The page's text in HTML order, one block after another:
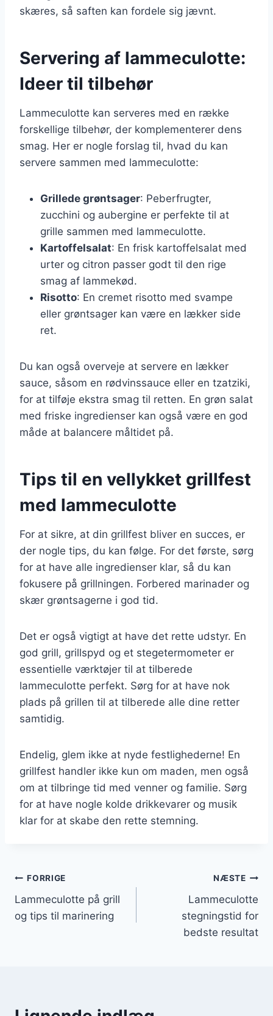
skæres, så saften kan fordele sig jævnt.
Servering af lammeculotte:
Ideer til tilbehør
Lammeculotte kan serveres med en række
forskellige tilbehør, der komplementerer dens
smag. Her er nogle forslag til, hvad du kan
servere sammen med lammeculotte:
Grillede grøntsager: Peberfrugter,
zucchini og aubergine er perfekte til at
grille sammen med lammeculotte.
Kartoffelsalat: En frisk kartoffelsalat med
urter og citron passer godt til den rige
smag af lammekød.
Risotto: En cremet risotto med svampe
eller grøntsager kan være en lækker side
ret.
Du kan også overveje at servere en lækker
sauce, såsom en rødvinssauce eller en tzatziki,
for at tilføje ekstra smag til retten. En grøn salat
med friske ingredienser kan også være en god
måde at balancere måltidet på.
Tips til en vellykket grillfest
med lammeculotte
For at sikre, at din grillfest bliver en succes, er
der nogle tips, du kan følge. For det første, sørg
for at have alle ingredienser klar, så du kan
fokusere på grillningen. Forbered marinader og
skær grøntsagerne i god tid.
Det er også vigtigt at have det rette udstyr. En
god grill, grillspyd og et stegetermometer er
essentielle værktøjer til at tilberede
lammeculotte perfekt. Sørg for at have nok
plads på grillen til at tilberede alle dine retter
samtidig.
Endelig, glem ikke at nyde festlighederne! En
grillfest handler ikke kun om maden, men også
om at tilbringe tid med venner og familie. Sørg
for at have nogle kolde drikkevarer og musik
klar for at skabe den rette stemning.
Indlægsnavigation
FORRIGE
Lammeculotte på grill
og tips til marinering
NÆSTE
Lammeculotte
stegningstid for
bedste resultat